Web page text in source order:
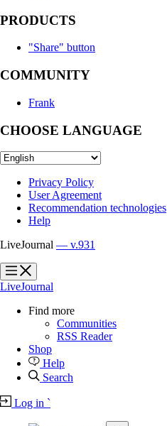
PRODUCTS
"Share" button
COMMUNITY
Frank
CHOOSE LANGUAGE
Privacy Policy
User Agreement
Recommendation technologies
Help
LiveJournal — v.931
?
?
LiveJournal
Find more
Communities
RSS Reader
Shop
Help
Search
Log in `